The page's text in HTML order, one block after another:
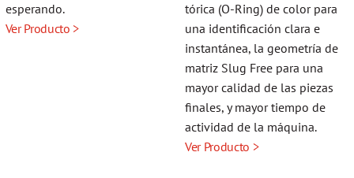
esperando.
Ver Producto >
tórica (O-Ring) de color para
una identificación clara e
instantánea, la geometría de
matriz Slug Free para una
mayor calidad de las piezas
finales, y mayor tiempo de
actividad de la máquina.
Ver Producto >